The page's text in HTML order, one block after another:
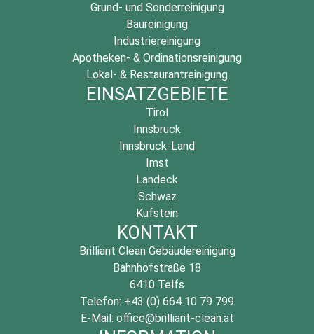
Grund- und Sonderreinigung
Baureinigung
Industriereinigung
Apotheken- & Ordinationsreinigung
Lokal- & Restaurantreinigung
EINSATZGEBIETE
Tirol
Innsbruck
Innsbruck-Land
Imst
Landeck
Schwaz
Kufstein
KONTAKT
Brilliant Clean Gebäudereinigung
Bahnhofstraße 18
6410 Telfs
Telefon: +43 (0) 664 10 79 799
E-Mail: office@brilliant-clean.at